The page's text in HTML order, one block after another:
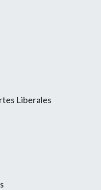
Liberales